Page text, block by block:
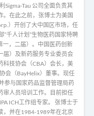
Sigma-Tau 公司全面负责其
。在此之前，张博士为美国
）开创了大中国区市场，任
“千人计划”生物医药国家特聘
一，二届）。中国医药创新
届）及新药服务专业委员会
科技协会（CBA）会长，美
会（BayHelix）董事。现任
参与国家药品监督管理局药
审人员培训工作。目前担任
ICH工作组专家。 张博士于
，并在1984-1989年在北京